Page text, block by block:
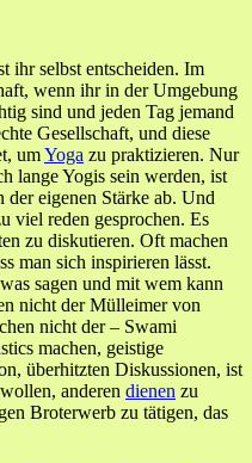
ihr selbst entscheiden. Im
wenn ihr in der Umgebung
sind und jeden Tag jemand
Gesellschaft, und diese
umYoga zu praktizieren. Nur
lange Yogis sein werden, ist
der eigenen Stärke ab. Und
viel reden gesprochen. Es
zu diskutieren. Oft machen
man sich inspirieren lässt.
sagen und mit wem kann
nicht der Mülleimer von
nicht der – Swami
machen, geistige
überhitzten Diskussionen, ist
anderen dienen zu
Broterwerb zu tätigen, das